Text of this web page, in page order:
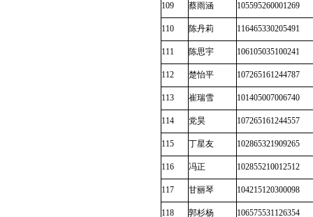
109 蔡雨涵 105595260001269
110 陈丹莉 116465330205491
111 陈思宇 106105035100241
112 楚怡平 107265161244787
113 崔瑞雪 101405007006740
114 党昊 107265161244557
115 丁星友 102865321909265
116 冯正 102855210012512
117 甘丽琴 104215120300098
118 郭杉杨 106575531126354